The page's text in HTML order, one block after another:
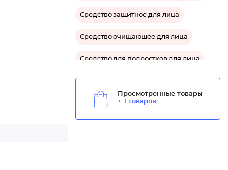
Средство защитное для лица
Средство очищающее для лица
Средство для подростков для лица
Просмотренные товары
+ 1 товаров